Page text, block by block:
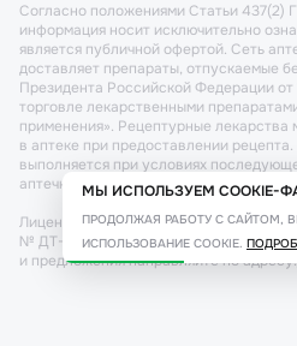
Согласно положениями Статьи 437(2)
информация носит исключительно
является публичной офертой. Сеть
доставляет препараты, отпускаемые
Президента Российской Федерации
торговле лекарственными
применения». Рецептурные лекарства
в аптеке при предоставлении
выполняется при условиях
аптечном пункте.
Лицензия №: ЛО-77-02-011340 от 22
№ ДТ-77-000421 от 25.10.2021 г.
и предложения направляйте по адресу:
МЫ ИСПОЛЬЗУЕМ COOKIE-
ПРОДОЛЖАЯ РАБОТУ С САЙТОМ,
ИСПОЛЬЗОВАНИЕ COOKIE.